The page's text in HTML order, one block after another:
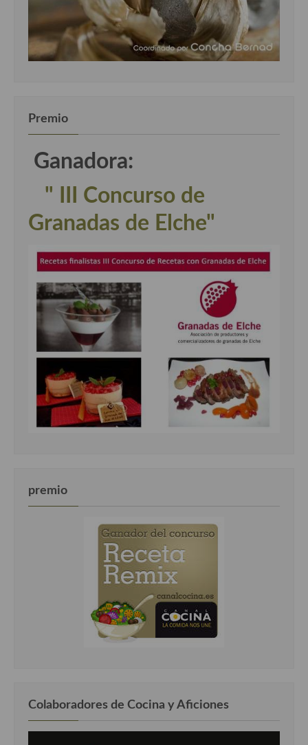
Premio
Ganadora:
" III Concurso de
Granadas de Elche"
premio
Colaboradores de Cocina y Aficiones